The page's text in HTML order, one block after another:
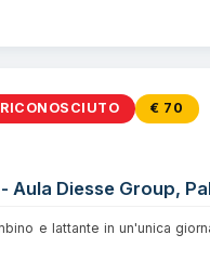
€ 70
Aula Diesse Group,
e lattante in un'unica